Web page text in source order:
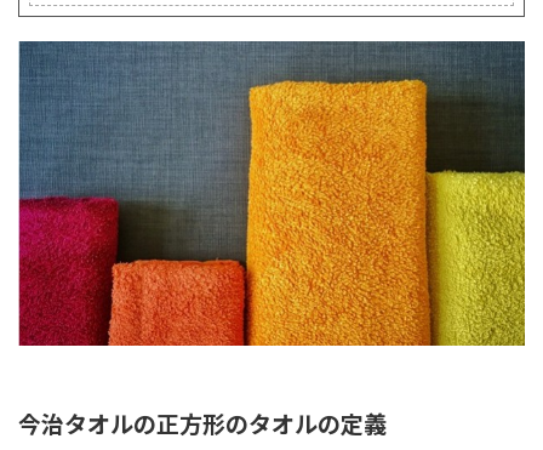
今治タオルの正方形のタオルの定義